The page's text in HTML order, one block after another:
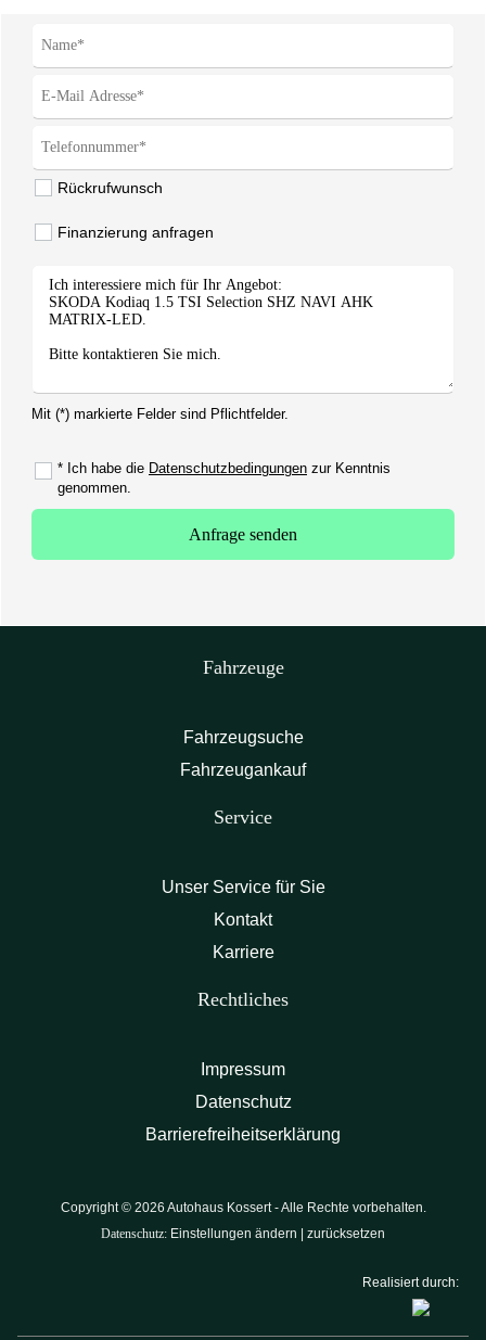
Rückrufwunsch
Finanzierung anfragen
Mit (*) markierte Felder sind Pflichtfelder.
* Ich habe die Datenschutzbedingungenzur Kenntnis
genommen.
Anfrage senden
Fahrzeuge
Fahrzeugsuche
Fahrzeugankauf
Service
Unser Service für Sie
Kontakt
Karriere
Rechtliches
Impressum
Datenschutz
Barrierefreiheitserklärung
Copyright © 2026 Autohaus Kossert - Alle Rechte vorbehalten.
Datenschutz: Einstellungen ändern zurücksetzen
Realisiert durch: